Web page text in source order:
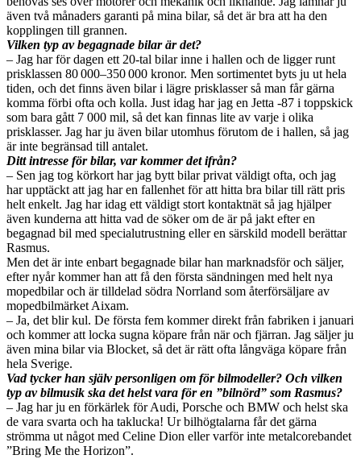
även två månaders garanti på mina bilar, så det är bra att ha den
kopplingen till grannen.
Vilken typ av begagnade bilar är det?
– Jag har för dagen ett 20-tal bilar inne i hallen och de ligger runt
prisklassen 80 000–350 000 kronor. Men sortimentet byts ju ut hela
tiden, och det finns även bilar i lägre prisklasser så man får gärna
komma förbi ofta och kolla. Just idag har jag en Jetta -87 i toppskick
som bara gått 7 000 mil, så det kan finnas lite av varje i olika
prisklasser. Jag har ju även bilar utomhus förutom de i hallen, så jag
är inte begränsad till antalet.
Ditt intresse för bilar, var kommer det ifrån?
– Sen jag tog körkort har jag bytt bilar privat väldigt ofta, och jag
har upptäckt att jag har en fallenhet för att hitta bra bilar till rätt pris
helt enkelt. Jag har idag ett väldigt stort kontaktnät så jag hjälper
även kunderna att hitta vad de söker om de är på jakt efter en
begagnad bil med specialutrustning eller en särskild modell berättar
Rasmus.
Men det är inte enbart begagnade bilar han marknadsför och säljer,
efter nyår kommer han att få den första sändningen med helt nya
mopedbilar och är tilldelad södra Norrland som återförsäljare av
mopedbilmärket Aixam.
– Ja, det blir kul. De första fem kommer direkt från fabriken i januari
och kommer att locka sugna köpare från när och fjärran. Jag säljer ju
även mina bilar via Blocket, så det är rätt ofta långväga köpare från
hela Sverige.
Vad tycker han själv personligen om för bilmodeller? Och vilken
typ av bilmusik ska det helst vara för en ”bilnörd” som Rasmus?
– Jag har ju en förkärlek för Audi, Porsche och BMW och helst ska
de vara svarta och ha taklucka! Ur bilhögtalarna får det gärna
strömma ut något med Celine Dion eller varför inte metalcorebandet
”Bring Me the Horizon”.